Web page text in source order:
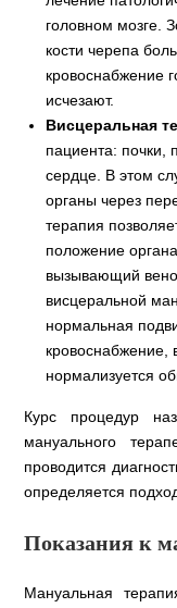
головном мозге.
кости черепа
кровоснабжение
исчезают.
Висцеральная
пациента: почки,
сердце. В этом
органы через
терапия
положение
вызывающий
висцеральной
нормальная
кровоснабжение,
нормализуется
Курс процедур
мануального
проводится
определяется
Показания к
Мануальная